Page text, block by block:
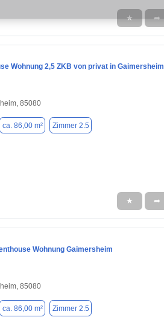
★ ➦
Wohnung 2,5 ZKB von privat in Gaimersheim
85080
ca. 86,00 m² Zimmer 2.5
★ ➦
Wohnung Gaimersheim
85080
ca. 86,00 m² Zimmer 2.5